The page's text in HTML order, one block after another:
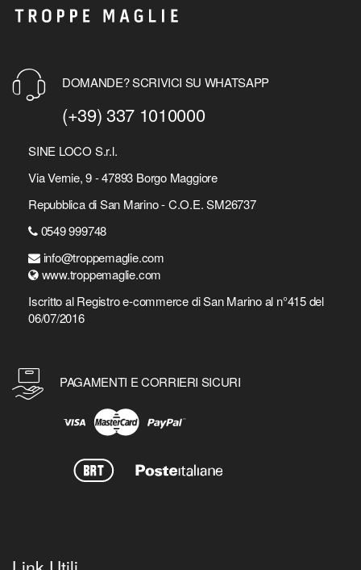
DOMANDE? SCRIVICI SU WHATSAPP
(+39) 337 1010000
SINE LOCO S.r.l.
Via Vernie, 9 - 47893 Borgo Maggiore
Repubblica di San Marino - C.O.E. SM26737
0549 999748
info@troppemaglie.com
www.troppemaglie.com
Iscritto al Registro e-commerce di San Marino al n°415 del
06/07/2016
PAGAMENTI E CORRIERI SICURI